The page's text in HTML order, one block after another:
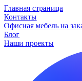
Главная страница
Контакты
Офисная мебель на
Блог
Наши проекты